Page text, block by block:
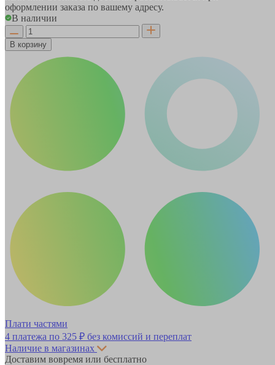
оформлении заказа по вашему адресу.
В наличии
В корзину
Плати частями
4 платежа по 325 ₽ без комиссий и переплат
Наличие в магазинах
Доставим вовремя или бесплатно